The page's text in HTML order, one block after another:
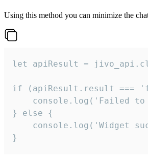
Using this method you can minimize the
let apiResult =
if (apiResult.result
console.log('Failed to
} else {
console.log('Widget
}